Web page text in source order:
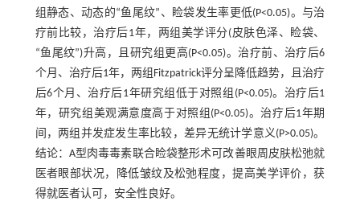
组静态、动态的“鱼尾纹”、睑袋发生率更低(P<0.05)。与治
疗前比较，治疗后1年，两组美学评分(皮肤色泽、睑袋、
“鱼尾纹”)升高，且研究组更高(P<0.05)。治疗前、治疗后6
个月、治疗后1年，两组Fitzpatrick评分呈降低趋势，且治疗
后6个月、治疗后1年研究组低于对照组(P<0.05)。治疗后1
年，研究组美观满意度高于对照组(P<0.05)。治疗后1年期
间，两组并发症发生率比较，差异无统计学意义(P>0.05)。
结论：A型肉毒毒素联合睑袋整形术可改善眼周皮肤松弛就
医者眼部状况，降低皱纹及松弛程度，提高美学评价，获
得就医者认可，安全性良好。